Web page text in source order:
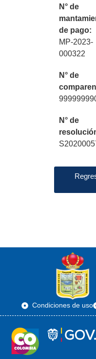
N° de
de pago:
MP-2023-
000322
N° de
N° de
Condiciones de uso